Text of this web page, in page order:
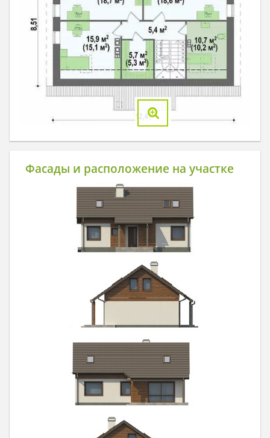
Фасады и расположение на участке